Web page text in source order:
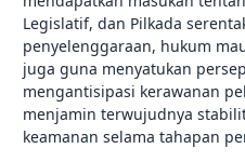
Legislatif, dan Pilkada
penyelenggaraan, hukum
juga guna menyatukan
mengantisipasi kerawanan
menjamin terwujudnya
keamanan selama tahapan